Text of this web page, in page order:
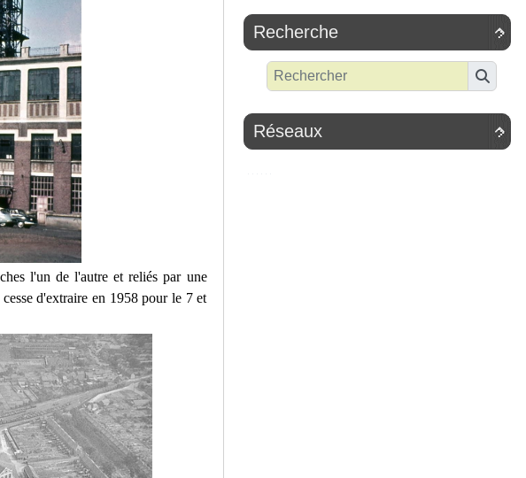
l'un de l'autre et reliés par une
d'extraire en 1958 pour le 7 et

Recherche

Réseaux